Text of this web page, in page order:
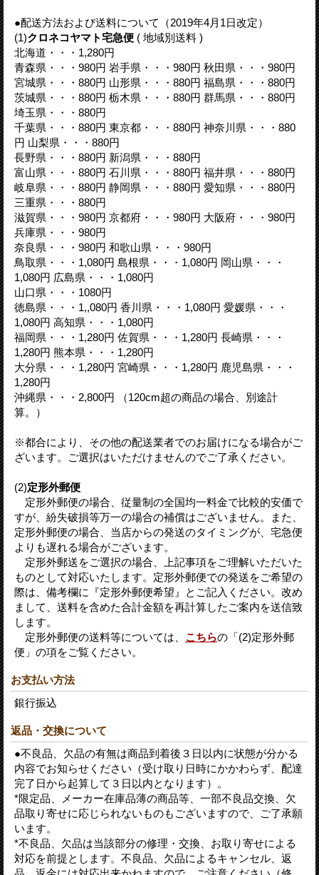
●配送方法および送料について（2019年4月1日改定）
(1)クロネコヤマト宅急便 ( 地域別送料 )
北海道・・・1,280円
青森県・・・980円 岩手県・・・980円 秋田県・・・980円
宮城県・・・880円 山形県・・・880円 福島県・・・880円
茨城県・・・880円 栃木県・・・880円 群馬県・・・880円
埼玉県・・・880円
千葉県・・・880円 東京都・・・880円 神奈川県・・・880
円 山梨県・・・880円
長野県・・・880円 新潟県・・・880円
富山県・・・880円 石川県・・・880円 福井県・・・880円
岐阜県・・・880円 静岡県・・・880円 愛知県・・・880円
三重県・・・880円
滋賀県・・・980円 京都府・・・980円 大阪府・・・980円
兵庫県・・・980円
奈良県・・・980円 和歌山県・・・980円
鳥取県・・・1,080円 島根県・・・1,080円 岡山県・・・
1,080円 広島県・・・1,080円
山口県・・・1080円
徳島県・・・1,,080円 香川県・・・1,080円 愛媛県・・・
1,080円 高知県・・・1,080円
福岡県・・・1,280円 佐賀県・・・1,280円 長崎県・・・
1,280円 熊本県・・・1,280円
大分県・・・1,280円 宮崎県・・・1,280円 鹿児島県・・・
1,280円
沖縄県・・・2,800円 （120cm超の商品の場合、別途計
算。）
※都合により、その他の配送業者でのお届けになる場合がご
ざいます。ご選択はいただけませんのでご了承ください。
(2)定形外郵便
定形外郵便の場合、従量制の全国均一料金で比較的安価で
すが、紛失破損等万一の場合の補償はございません。また、
定形外郵便の場合、当店からの発送のタイミングが、宅急便
よりも遅れる場合がございます。
定形外郵送をご選択の場合、上記事項をご理解いただいた
ものとして対応いたします。定形外郵便での発送をご希望の
際は、備考欄に『定形外郵便希望』とご記入ください。改め
まして、送料を含めた合計金額を再計算したご案内を送信致
します。
定形外郵便の送料等については、 こちらの「(2)定形外郵
便」の項をご覧ください。
お支払い方法
銀行振込
返品・交換について
●不良品、欠品の有無は商品到着後３日以内に状態が分かる
内容でお知らせください（受け取り日時にかかわらず、配達
完了日から起算して３日以内となります）。
*限定品、メーカー在庫品薄の商品等、一部不良品交換、欠
品取り寄せに応じられないものもございますので、ご了承願
います。
*不良品、欠品は当該部分の修理・交換、お取り寄せによる
対応を前提とします。不良品、欠品によるキャンセル、返